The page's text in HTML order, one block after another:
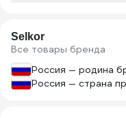
Selkor
Все товары бренда
Россия — родина
Россия — страна